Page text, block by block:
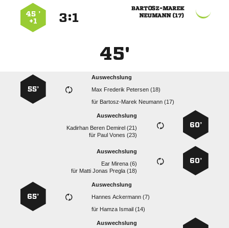

 
:
45 ’
+1
45'
Auswechslung
   
für   
55’
60’
Auswechslung
   
für   
60’
Auswechslung
  
für    
Auswechslung
  
für   
65’
Auswechslung